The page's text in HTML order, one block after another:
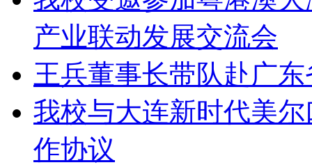
产业联动发展交流会
王兵董事长带队赴广
我校与大连新时代美
作协议